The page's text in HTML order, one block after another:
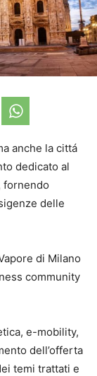
anche la cittá
dedicato al
fornendo
delle
di Milano
community
e-mobility,
dell’offerta
temi trattati e